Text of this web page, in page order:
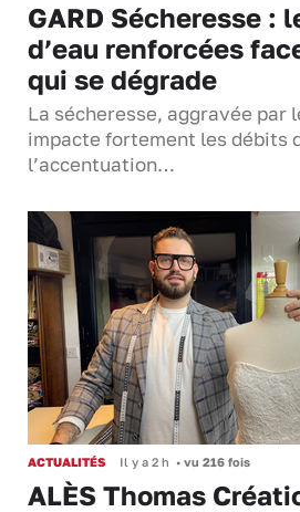
GARD Sécheresse :
d’eau renforcées
qui se dégrade
La sécheresse, aggravée par
impacte fortement les débits
l’accentuation…
ACTUALITÉS Il y a 2 h • vu 216 fois
ALÈS Thomas